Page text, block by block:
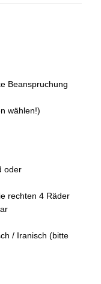
Beanspruchung
wählen!)
oder
rechten 4 Räder
/ Iranisch (bitte